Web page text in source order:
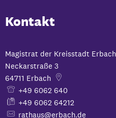
Kontakt
Magistrat der Kreisstadt Erbach
Neckarstraße 3
64711 Erbach
+49 6062 640
+49 6062 64212
rathaus@erbach.de